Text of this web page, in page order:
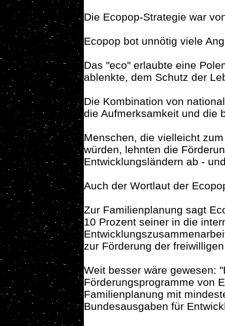
Die Ecopop-Strategie war
Ecopop bot unnötig viele
Das "eco" erlaubte eine
ablenkte, dem Schutz der
Die Kombination von
die Aufmerksamkeit und die
Menschen, die vielleicht
würden, lehnten die
Entwicklungsländern ab -
Auch der Wortlaut der
Zur Familienplanung sagt
10 Prozent seiner in die
zur Förderung der
Weit besser wäre gewesen:
Förderungsprogramme von
Familienplanung mit
Bundesausgaben für